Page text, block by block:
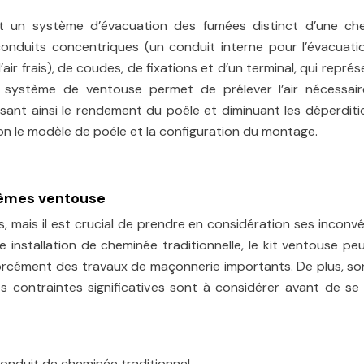
système d’évacuation des fumées distinct d’une
concentriques (un conduit interne pour
frais), de coudes, de fixations et d’un terminal, qui
de ventouse permet de prélever l’air
ainsi le rendement du poêle et diminuant les
le modèle de poêle et la configuration du montage.
ventouse
mais il est crucial de prendre en considération ses
installation de cheminée traditionnelle, le kit ventouse
des travaux de maçonnerie importants. De plus,
contraintes significatives sont à considérer avant de se